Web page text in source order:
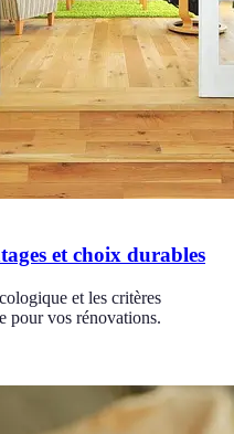
et choix durables
et les critères
pour vos rénovations.